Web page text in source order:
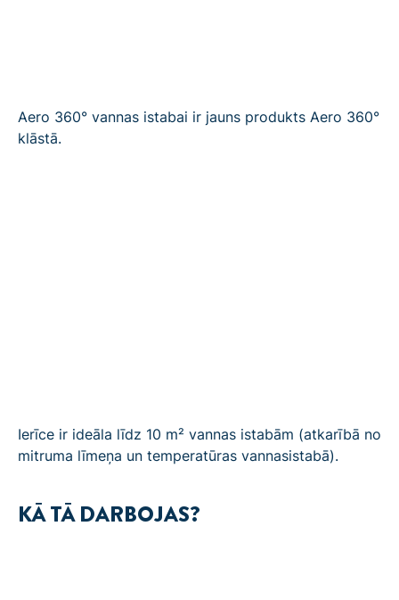
Aero 360° vannas istabai ir jauns produkts Aero 360°
klāstā.
Ierīce ir ideāla līdz 10 m² vannas istabām (atkarībā no
mitruma līmeņa un temperatūras vannasistabā).
KĀ TĀ DARBOJAS?